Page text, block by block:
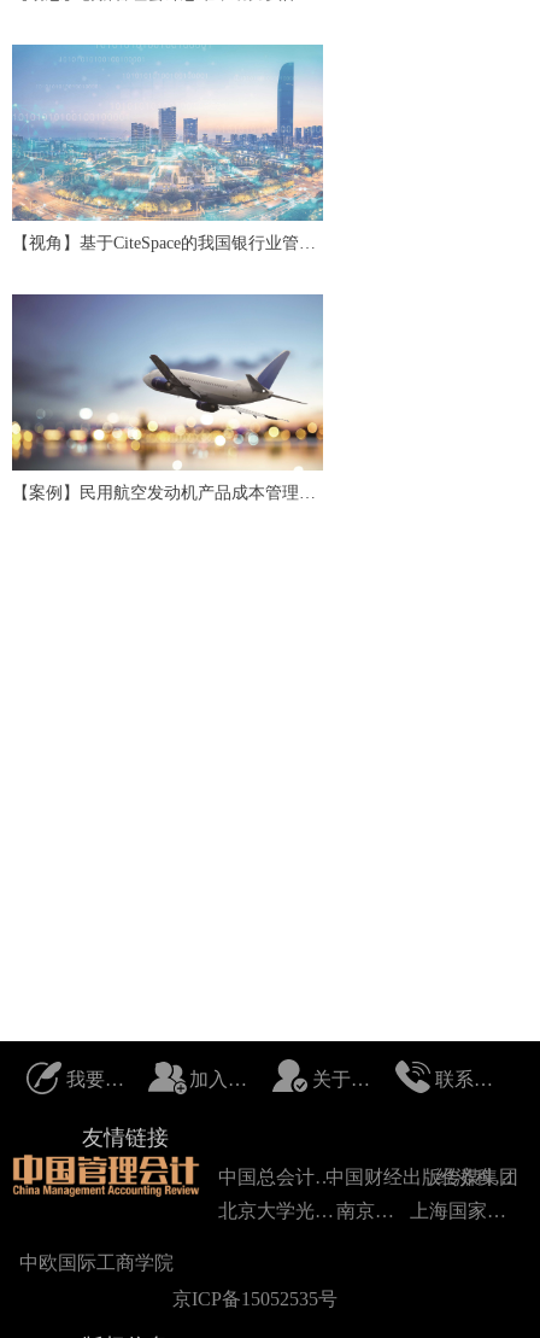
计沙龙
【视角】基于CiteSpace的我国银行业管理
【案例】民用航空发动机产品成本管理应
我要投稿 加入我们 关于我们 联系我们
友情链接
中国总会计师协会中国财经出版传媒集团
经济科学出版社
中欧国际工商学院
北京大学光华管理学院 南京大学 上海国家会计学院
京ICP备15052535号